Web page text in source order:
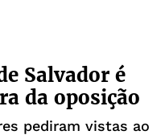
Salvador é
da oposição
pediram vistas ao